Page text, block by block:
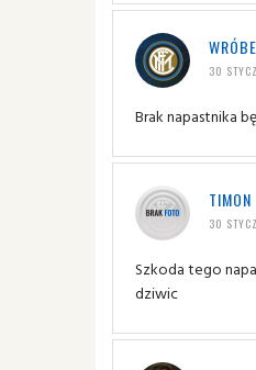
30
Brak napastnika
TIMON
30
Szkoda tego
dziwic